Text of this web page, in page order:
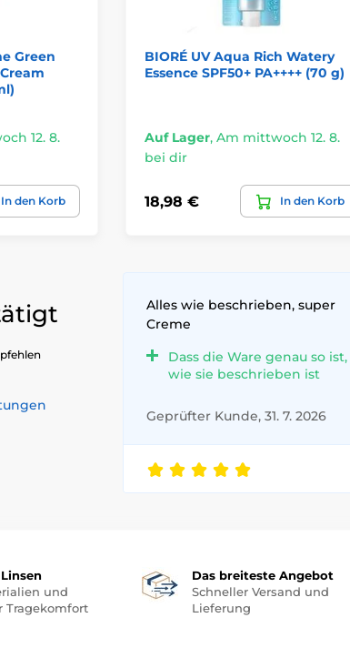
Green
12. 8.
In den Korb
BIORÉ UV Aqua Rich Watery
Essence SPF50+ PA++++ (70 g)
Auf Lager, Am mittwoch 12. 8.
bei dir
18,98 € In den Korb
Alles wie beschrieben, super
Creme
Dass die Ware genau so ist,
wie sie beschrieben ist
Geprüfter Kunde, 31. 7. 2026
und
Tragekomfort
Das breiteste Angebot
Schneller Versand und
Lieferung